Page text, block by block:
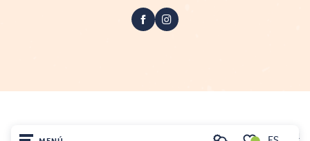
Projet cofinancé par le fonds Européen Agricole pour le développement rural